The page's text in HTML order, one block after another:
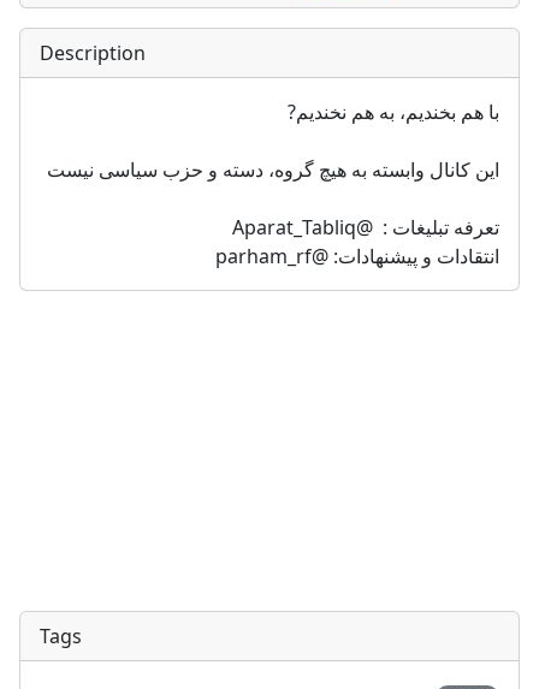
Description
با هم بخنديم، به هم نخنديم?
‌این کانال وابسته به هیچ گروه، دسته و حزب سیاسی نیست
‌تعرفه تبليغات :  @Aparat_Tabliq
انتقادات و پیشنهادات: @parham_rf
Tags